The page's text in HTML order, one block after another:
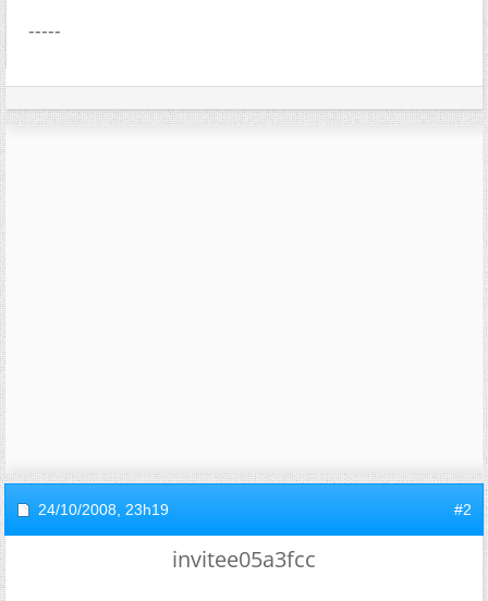
-----
24/10/2008, 23h19 #2
invitee05a3fcc